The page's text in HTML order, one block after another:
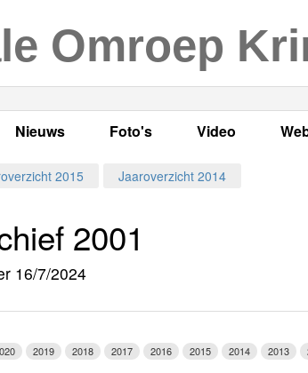
Omroep
Maandag
Nieuws
Actueel Lokaal Nieuws
Kabelkrant
Foto's
Algemeen
Programma's
Video
LOK TV
2015 Jaaroverzicht 2014
2001
16/7/2024
2019 2018 2017 2016 2015 2014 2013